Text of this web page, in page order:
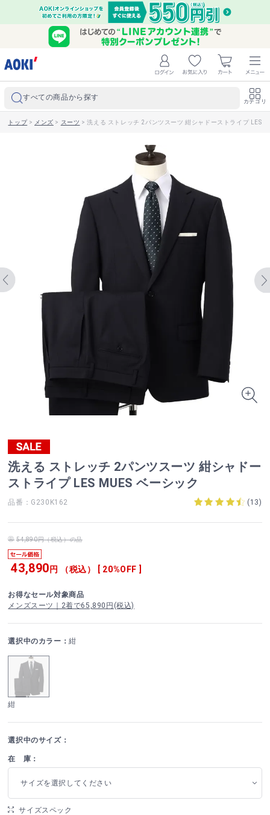
すべての商品から探す カテゴリ
トップ> メンズ > スーツ >洗える ストレッチ 2パンツスーツ 紺シャドーストライプ LES
洗える ストレッチ 2パンツスーツ 紺シャドー
ストライプ LES MUES ベーシック
品番：G230K162 (13)
54,890円（税込）の品
43,890 円 （税込） [ 20%OFF ]
お得なセール対象商品
メンズスーツ｜2着で65,890円(税込)
選択中のカラー：紺
紺
選択中のサイズ：
在 庫：
サイズを選択してください
サイズスペック